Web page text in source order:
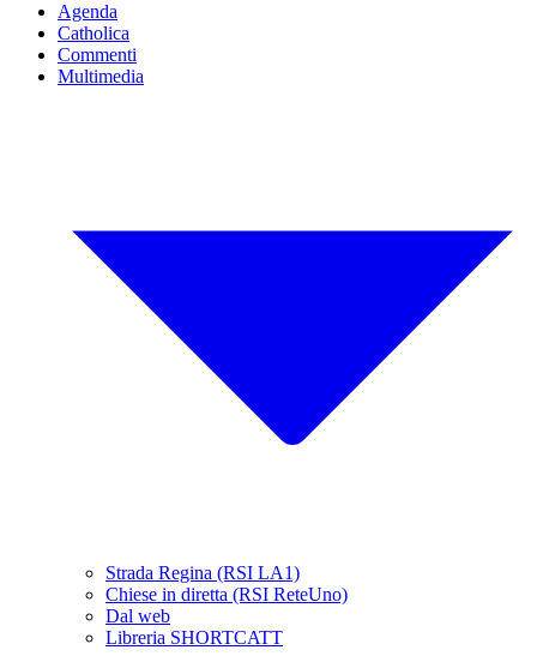
Agenda
Catholica
Commenti
Multimedia
Strada Regina (RSI LA1)
Chiese in diretta (RSI ReteUno)
Dal web
Libreria SHORTCATT